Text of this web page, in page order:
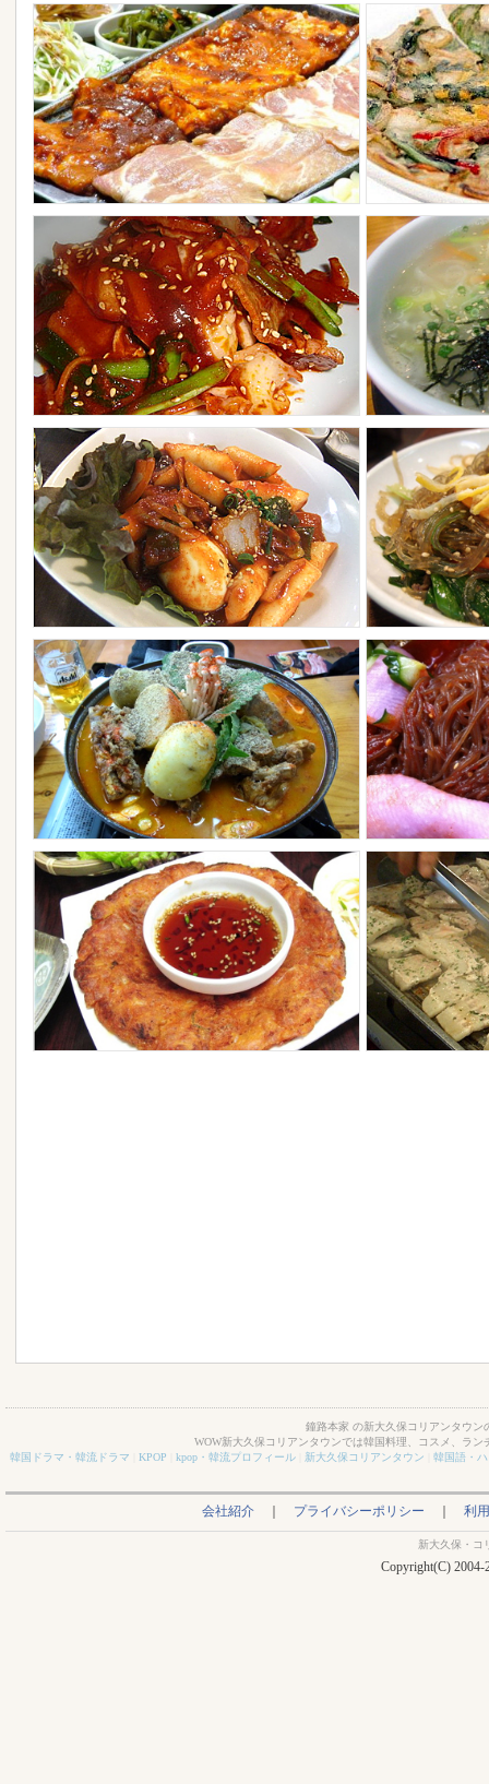
鐘路本家 の新大久保コリアンタウ
WOW新大久保コリアンタウンでは韓国料理、コスメ、ラ
韓国ドラマ・韓流ドラマ
KPOP kpop・韓流プロフィール 新大久保コリアンタウン 韓国語・
会社紹介 プライバシーポリシー 利
新大久保・コ
Copyright(C)